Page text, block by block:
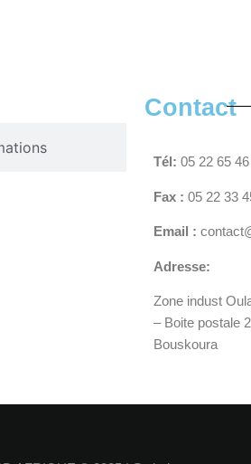
Contact
Tél: 05 22 65
Fax : 05 22 33
Email :
Adresse:
Zone indust
– Boite postale
Bouskoura